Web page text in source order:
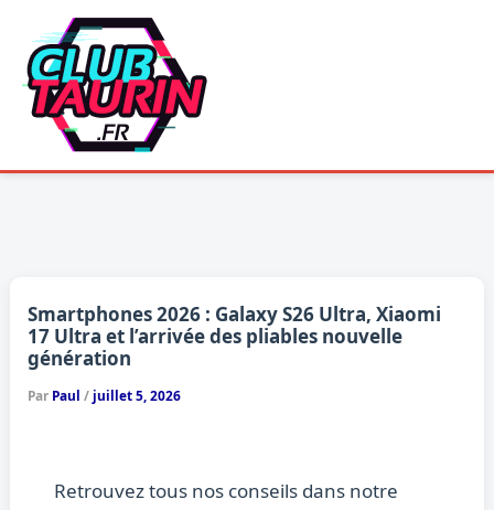
contenu
Smartphones 2026 : Galaxy S26 Ultra, Xiaomi
17 Ultra et l’arrivée des pliables nouvelle
génération
Par Paul / juillet 5, 2026
Retrouvez tous nos conseils dans notre